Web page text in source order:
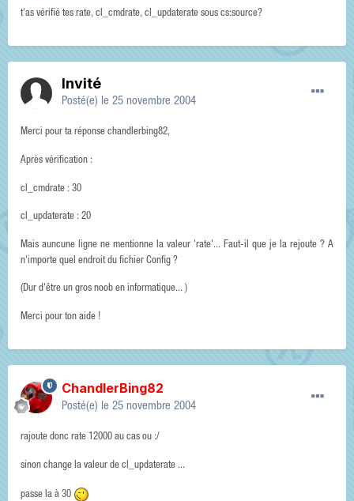
t'as vérifié tes rate, cl_cmdrate, cl_updaterate sous cs:source?
Invité
Posté(e) le 25 novembre 2004
Merci pour ta réponse chandlerbing82,
Après vérification :
cl_cmdrate : 30
cl_updaterate : 20
Mais auncune ligne ne mentionne la valeur 'rate'... Faut-il que je la rejoute ? A
n'importe quel endroit du fichier Config ?
(Dur d'être un gros noob en informatique... )
Merci pour ton aide !
ChandlerBing82
Posté(e) le 25 novembre 2004
rajoute donc rate 12000 au cas ou :/
sinon change la valeur de cl_updaterate ...
passe la à 30